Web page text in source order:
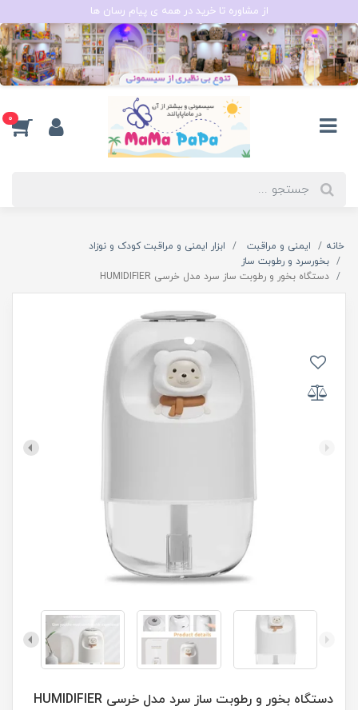
از مشاوره تا خرید در همه ی پیام رسان ها
0
خانه ایمنی و مراقبت
ابزار ایمنی و مراقبت کودک و نوزاد
بخورسرد و رطوبت ساز
دستگاه بخور و رطوبت ساز سرد مدل خرسی HUMIDIFIER
دستگاه بخور و رطوبت ساز سرد مدل خرسی HUMIDIFIER